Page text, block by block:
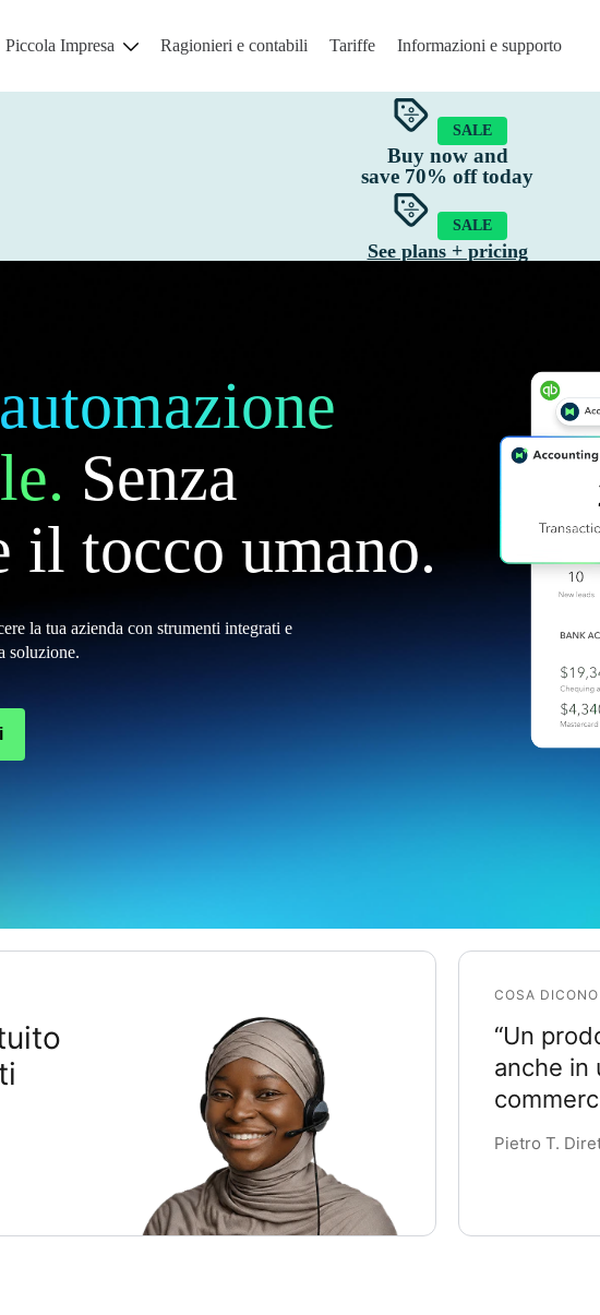
Piccola Impresa Ragionieri e contabili Tariffe Informazioni e supporto
Gestione delle rimanenze
Tracciabilità GST e IVA
SALE
Buy now and
save 70% off today
SALE
See plans + pricing
Senza
il tocco umano.
la tua azienda con strumenti integrati e
soluzione.
COSA
“Un
anche in
Pietro T.